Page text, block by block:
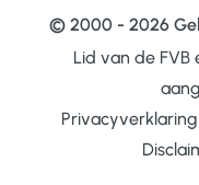
© 2000 - 2026
Lid van de
Privacyverklaring